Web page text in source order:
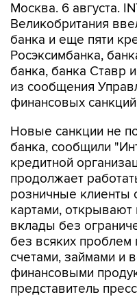
Москва. 6 августа.
Великобритания
банка и еще пяти
Росэксимбанка,
банка, банка Ставр
из сообщения
финансовых
Новые санкции не
банка, сообщили
кредитной
продолжает
розничные клиенты
картами, открывают
вклады без
без всяких проблем
счетами, займами и
финансовыми
представитель